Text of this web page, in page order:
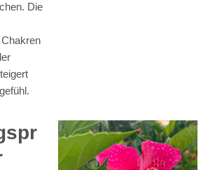
Die